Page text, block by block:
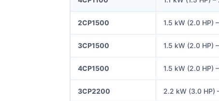
2CP1500 1.5 kW (2.0 HP)
3CP1500 1.5 kW (2.0 HP)
4CP1500 1.5 kW (2.0 HP)
3CP2200 2.2 kW (3.0 HP)